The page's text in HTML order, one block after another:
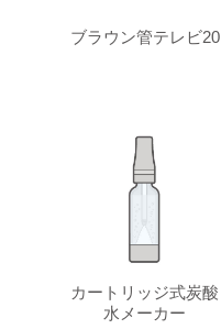
ブラウン管テレビ20
カートリッジ式炭酸
水メーカー